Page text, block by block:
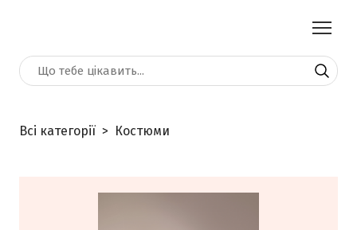
Всі категорії Костюми